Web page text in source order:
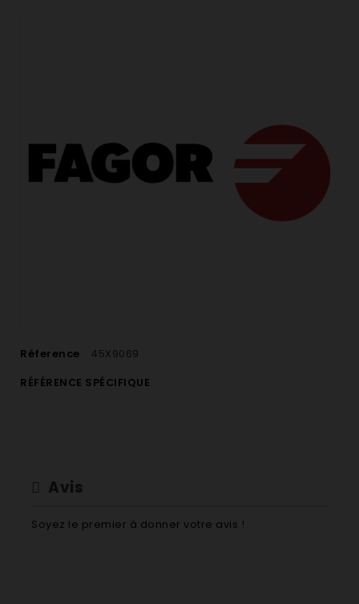
Réference 45X9069
RÉFÉRENCE SPÉCIFIQUE
Avis
Soyez le premier à donner votre avis !